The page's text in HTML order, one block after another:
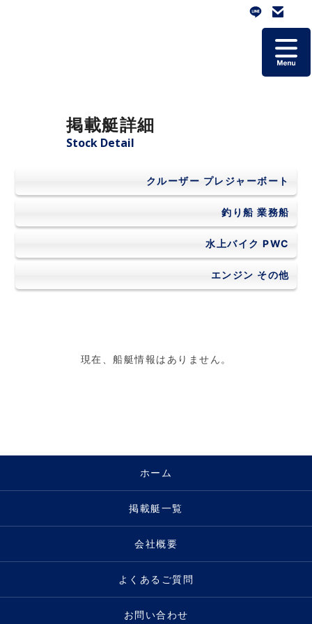
会社概要
よくあるご質問
お問い合わせ
個人情報保護方針
掲載艇詳細
Stock Detail
クルーザー プレジャーボート
釣り船 業務船
水上バイク PWC
エンジン その他
現在、船艇情報はありません。
ホーム
掲載艇一覧
会社概要
よくあるご質問
お問い合わせ